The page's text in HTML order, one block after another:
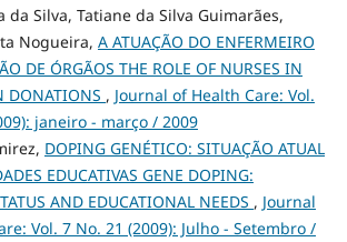
da Silva, Tatiane da Silva Guimarães,
Nogueira, A ATUAÇÃO DO ENFERMEIRO
DE ÓRGÃOS THE ROLE OF NURSES IN
DONATIONS , Journal of Health Care: Vol.
janeiro - março / 2009
DOPING GENÉTICO: SITUAÇÃO ATUAL
EDUCATIVAS GENE DOPING:
AND EDUCATIONAL NEEDS , Journal
Vol. 7 No. 21 (2009): Julho - Setembro /